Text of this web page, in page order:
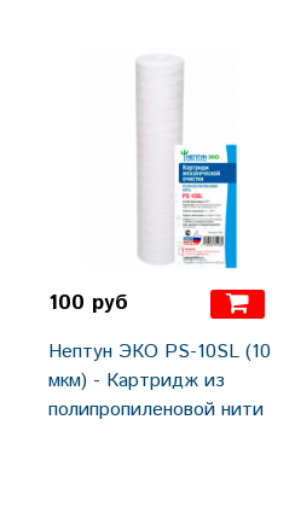
100 руб
Нептун ЭКО PS-10SL (10
мкм) - Картридж из
полипропиленовой нити